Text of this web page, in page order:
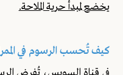
يخضع لمبدأ حرية الملاحة.
كيف تُحسب الرسوم في